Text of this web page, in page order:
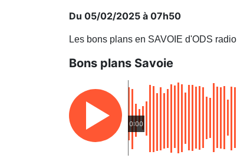
Du 05/02/2025 à 07h50
Les bons plans en SAVOIE d'ODS radio
Bons plans Savoie
0:00